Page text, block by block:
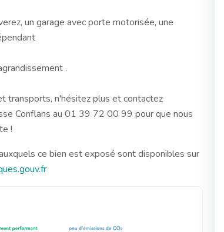
un garage avec porte motorisée, une
.
transports, n'hésitez plus et contactez
Conflans au 01 39 72 00 99 pour que nous
!
ce bien est exposé sont disponibles sur